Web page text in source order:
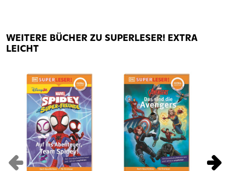
WEITERE BÜCHER ZU SUPERLESER! EXTRA
LEICHT